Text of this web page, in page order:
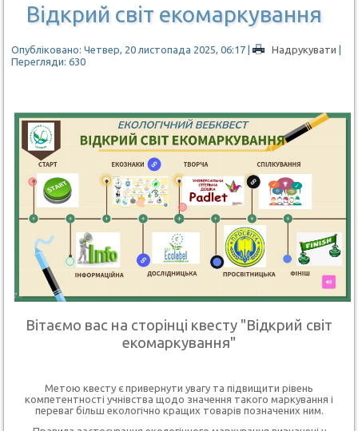
Відкрий світ екомаркування
Опубліковано: Четвер, 20 листопада 2025, 06:17 | Надрукувати |
Перегляди: 630
Вітаємо вас на сторінці квесту "Відкрий світ
екомаркування"
Метою квесту є привернути увагу та підвищити рівень
компетентності учнівства щодо значення такого маркування і
переваг більш екологічно кращих товарів позначених ним.